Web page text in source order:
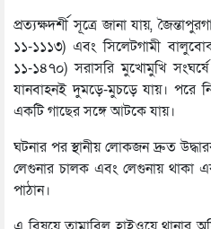
প্রত্যক্ষদর্শী সূত্রে জানা যায়,
১১-১১১৩) এবং সিলেটগামী
১১-১৪৭০) সরাসরি মুখোমুখি সংঘর্ষে
যানবাহনই দুমড়ে-মুচড়ে যায়। পরে
একটি গাছের সঙ্গে আটকে যায়।
ঘটনার পর স্থানীয় লোকজন দ্রুত
লেগুনার চালক এবং লেগুনায় থাকা
পাঠান।